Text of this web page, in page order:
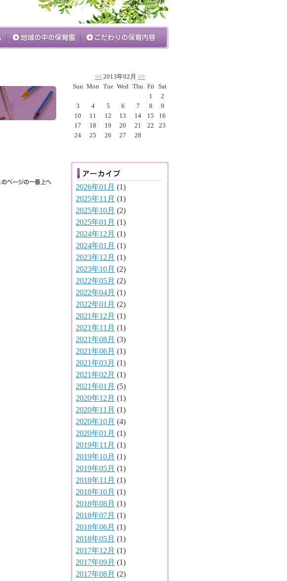
<< 2013年02月 >>
Sun Mon Tue Wed Thu Fri
Sat
1
2
3
4 5 6 7 8
9
10
11 12 13 14 15
16
17
18 19 20 21 22
23
24
25 26 27 28
2026年01月 (1)
2025年11月 (1)
2025年10月 (2)
2025年01月 (1)
2024年12月 (1)
2024年01月 (1)
2023年12月 (1)
2023年10月 (2)
2022年05月 (2)
2022年04月 (1)
2022年01月 (2)
2021年12月 (1)
2021年11月 (1)
2021年08月 (3)
2021年06月 (1)
2021年03月 (1)
2021年02月 (1)
2021年01月 (5)
2020年12月 (1)
2020年11月 (1)
2020年10月 (4)
2020年01月 (1)
2019年11月 (1)
2019年10月 (1)
2019年05月 (1)
2018年11月 (1)
2018年10月 (1)
2018年08月 (1)
2018年07月 (1)
2018年06月 (1)
2018年05月 (1)
2017年12月 (1)
2017年09月 (1)
2017年08月 (2)